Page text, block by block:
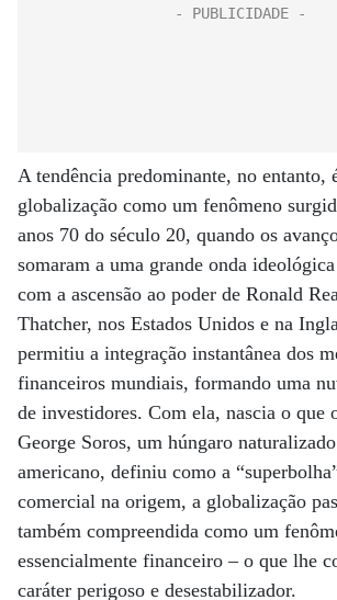
A tendência predominante, no entanto,
globalização como um fenômeno
anos 70 do século 20, quando os
somaram a uma grande onda
com a ascensão ao poder de Ronald
Thatcher, nos Estados Unidos e na
permitiu a integração instantânea dos
financeiros mundiais, formando uma
de investidores. Com ela, nascia o que
George Soros, um húngaro
americano, definiu como a
comercial na origem, a globalização
também compreendida como um
essencialmente financeiro – o que lhe
caráter perigoso e desestabilizador.